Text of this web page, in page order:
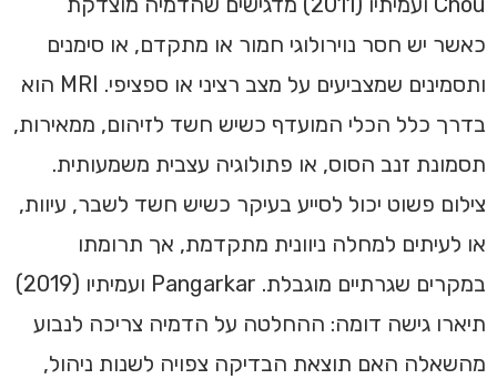
כאשר יש חסר נוירולוגי חמור או מתקדם, או סימנים
ותסמינים שמצביעים על מצב רציני או ספציפי. MRI הוא
בדרך כלל הכלי המועדף כשיש חשד לזיהום, ממאירות,
תסמונת זנב הסוס, או פתולוגיה עצבית משמעותית.
צילום פשוט יכול לסייע בעיקר כשיש חשד לשבר, עיוות,
או לעיתים למחלה ניוונית מתקדמת, אך תרומתו
במקרים שגרתיים מוגבלת. Pangarkar ועמיתיו (2019)
תיארו גישה דומה: ההחלטה על הדמיה צריכה לנבוע
מהשאלה האם תוצאת הבדיקה צפויה לשנות ניהול,